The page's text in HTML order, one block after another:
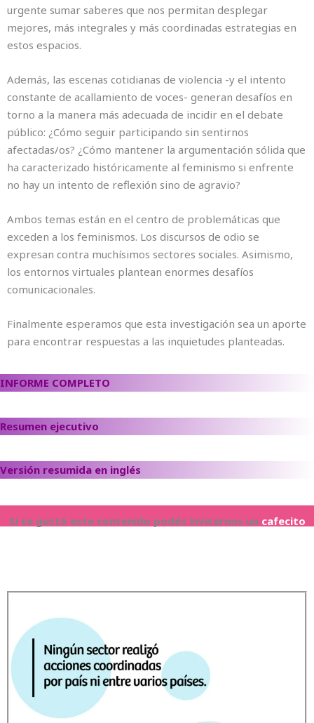
urgente sumar saberes que nos permitan desplegar
mejores, más integrales y más coordinadas estrategias en
estos espacios.
Además, las escenas cotidianas de violencia -y el intento
constante de acallamiento de voces- generan desafíos en
torno a la manera más adecuada de incidir en el debate
público: ¿Cómo seguir participando sin sentirnos
afectadas/os? ¿Cómo mantener la argumentación sólida que
ha caracterizado históricamente al feminismo si enfrente
no hay un intento de reflexión sino de agravio?
Ambos temas están en el centro de problemáticas que
exceden a los feminismos. Los discursos de odio se
expresan contra muchísimos sectores sociales. Asimismo,
los entornos virtuales plantean enormes desafíos
comunicacionales.
Finalmente esperamos que esta investigación sea un aporte
para encontrar respuestas a las inquietudes planteadas.
INFORME COMPLETO
Resumen ejecutivo
Versión resumida en inglés
Si te gustó este contenido podés invitarnos un cafecito